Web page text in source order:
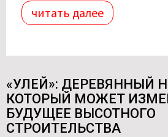
читать далее
«УЛЕЙ»: ДЕРЕВЯННЫЙ
КОТОРЫЙ МОЖЕТ
БУДУЩЕЕ ВЫСОТНОГО
СТРОИТЕЛЬСТВА